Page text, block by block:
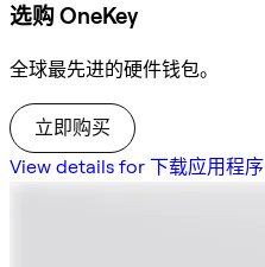
选购 OneKey
全球最先进的硬件钱包。
立即购买
View details for 下载应用程序